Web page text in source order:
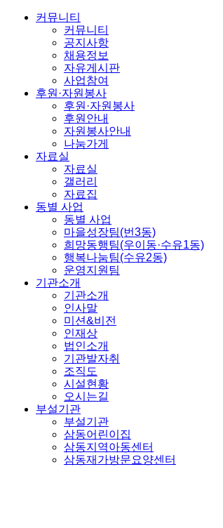
커뮤니티
커뮤니티
공지사항
채용정보
자유게시판
사업참여
후원·자원봉사
후원·자원봉사
후원안내
자원봉사안내
나눔가게
자료실
자료실
갤러리
자료집
동별 사업
동별 사업
마을성장팀(번3동)
희망동행팀(우이동·수유1동)
행복나눔팀(수유2동)
운영지원팀
기관소개
기관소개
인사말
미션&비전
인재상
법인소개
기관발자취
조직도
시설현황
오시는길
부설기관
부설기관
삼동어린이집
삼동지역아동센터
삼동재가방문요양센터